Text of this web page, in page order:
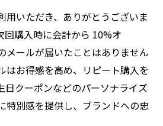
用いただき、ありがとうございま
回購入時に会計から 10%オ
メールが届いたことはありません
はお得感を高め、リピート購入を
日クーポンなどのパーソナライズ
特別感を提供し、ブランドへの忠